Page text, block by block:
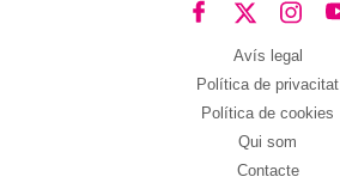
Avís legal
Política de privacitat
Política de cookies
Qui som
Contacte